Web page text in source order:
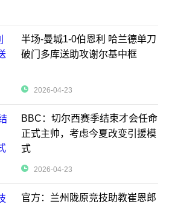
半场-曼城1-0伯恩利 哈兰德单刀
破门多库送助攻谢尔基中框
2026-04-23
BBC：切尔西赛季结束才会任命
正式主帅，考虑今夏改变引援模
式
2026-04-23
官方：兰州陇原竞技助教崔恩郎